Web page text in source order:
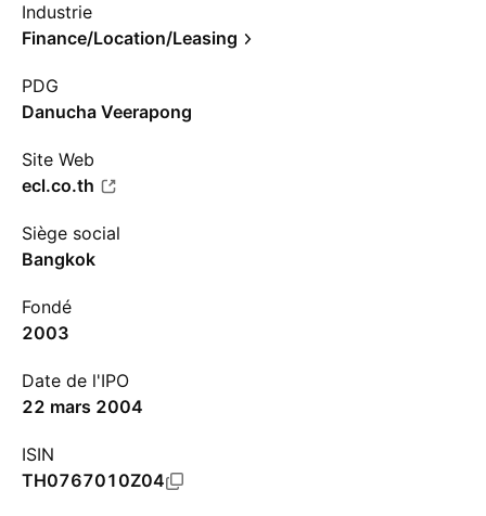
Industrie
Finance/Location/Leasing
PDG
Danucha Veerapong
Site Web
ecl.co.th
Siège social
Bangkok
Fondé
2003
Date de l'IPO
22 mars 2004
ISIN
TH0767010Z04